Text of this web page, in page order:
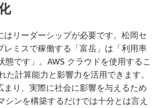
はリーダーシップが必要です。松岡セ
レミスで稼働する「富岳」は「利用率
態です」。AWS クラウドを使用するこ
た計算能力と影響力を活用できます。
まり、実際に社会に影響を与えるため
シンを構築するだけでは十分とは言え